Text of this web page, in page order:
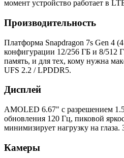
момент устройство работает в
Производительность
Платформа Snapdragon 7s Gen 4
конфигурации 12/256 ГБ и 8/512
память, и для тех, кому нужна
UFS 2.2 / LPDDR5.
Дисплей
AMOLED 6.67" с разрешением
обновления 120 Гц, пиковой
минимизирует нагрузку на
Камеры